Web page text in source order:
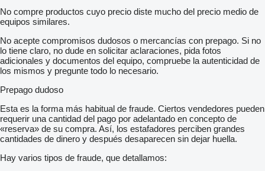
No compre productos cuyo precio diste mucho del precio medio de
equipos similares.
No acepte compromisos dudosos o mercancías con prepago. Si no
lo tiene claro, no dude en solicitar aclaraciones, pida fotos
adicionales y documentos del equipo, compruebe la autenticidad de
los mismos y pregunte todo lo necesario.
Prepago dudoso
Esta es la forma más habitual de fraude. Ciertos vendedores pueden
requerir una cantidad del pago por adelantado en concepto de
«reserva» de su compra. Así, los estafadores perciben grandes
cantidades de dinero y después desaparecen sin dejar huella.
Hay varios tipos de fraude, que detallamos: